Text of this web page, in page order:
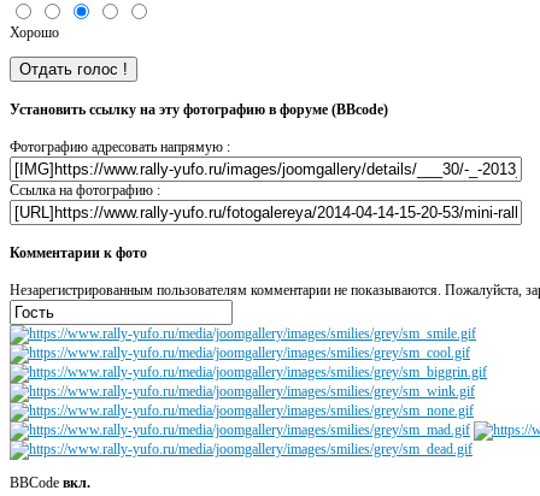
Хорошо
Установить ссылку на эту фотографию в форуме (BBcode)
Фотографию адресовать напрямую :
Ссылка на фотографию :
Комментарии к фото
Незарегистрированным пользователям комментарии не показываются. Пожалуйста,
BBCode вкл.